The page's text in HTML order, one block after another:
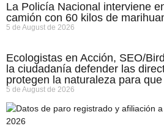
La Policía Nacional interviene
camión con 60 kilos de
5 de August de 2026
Ecologistas en Acción, SEO/
la ciudadanía defender las
protegen la naturaleza para
5 de August de 2026